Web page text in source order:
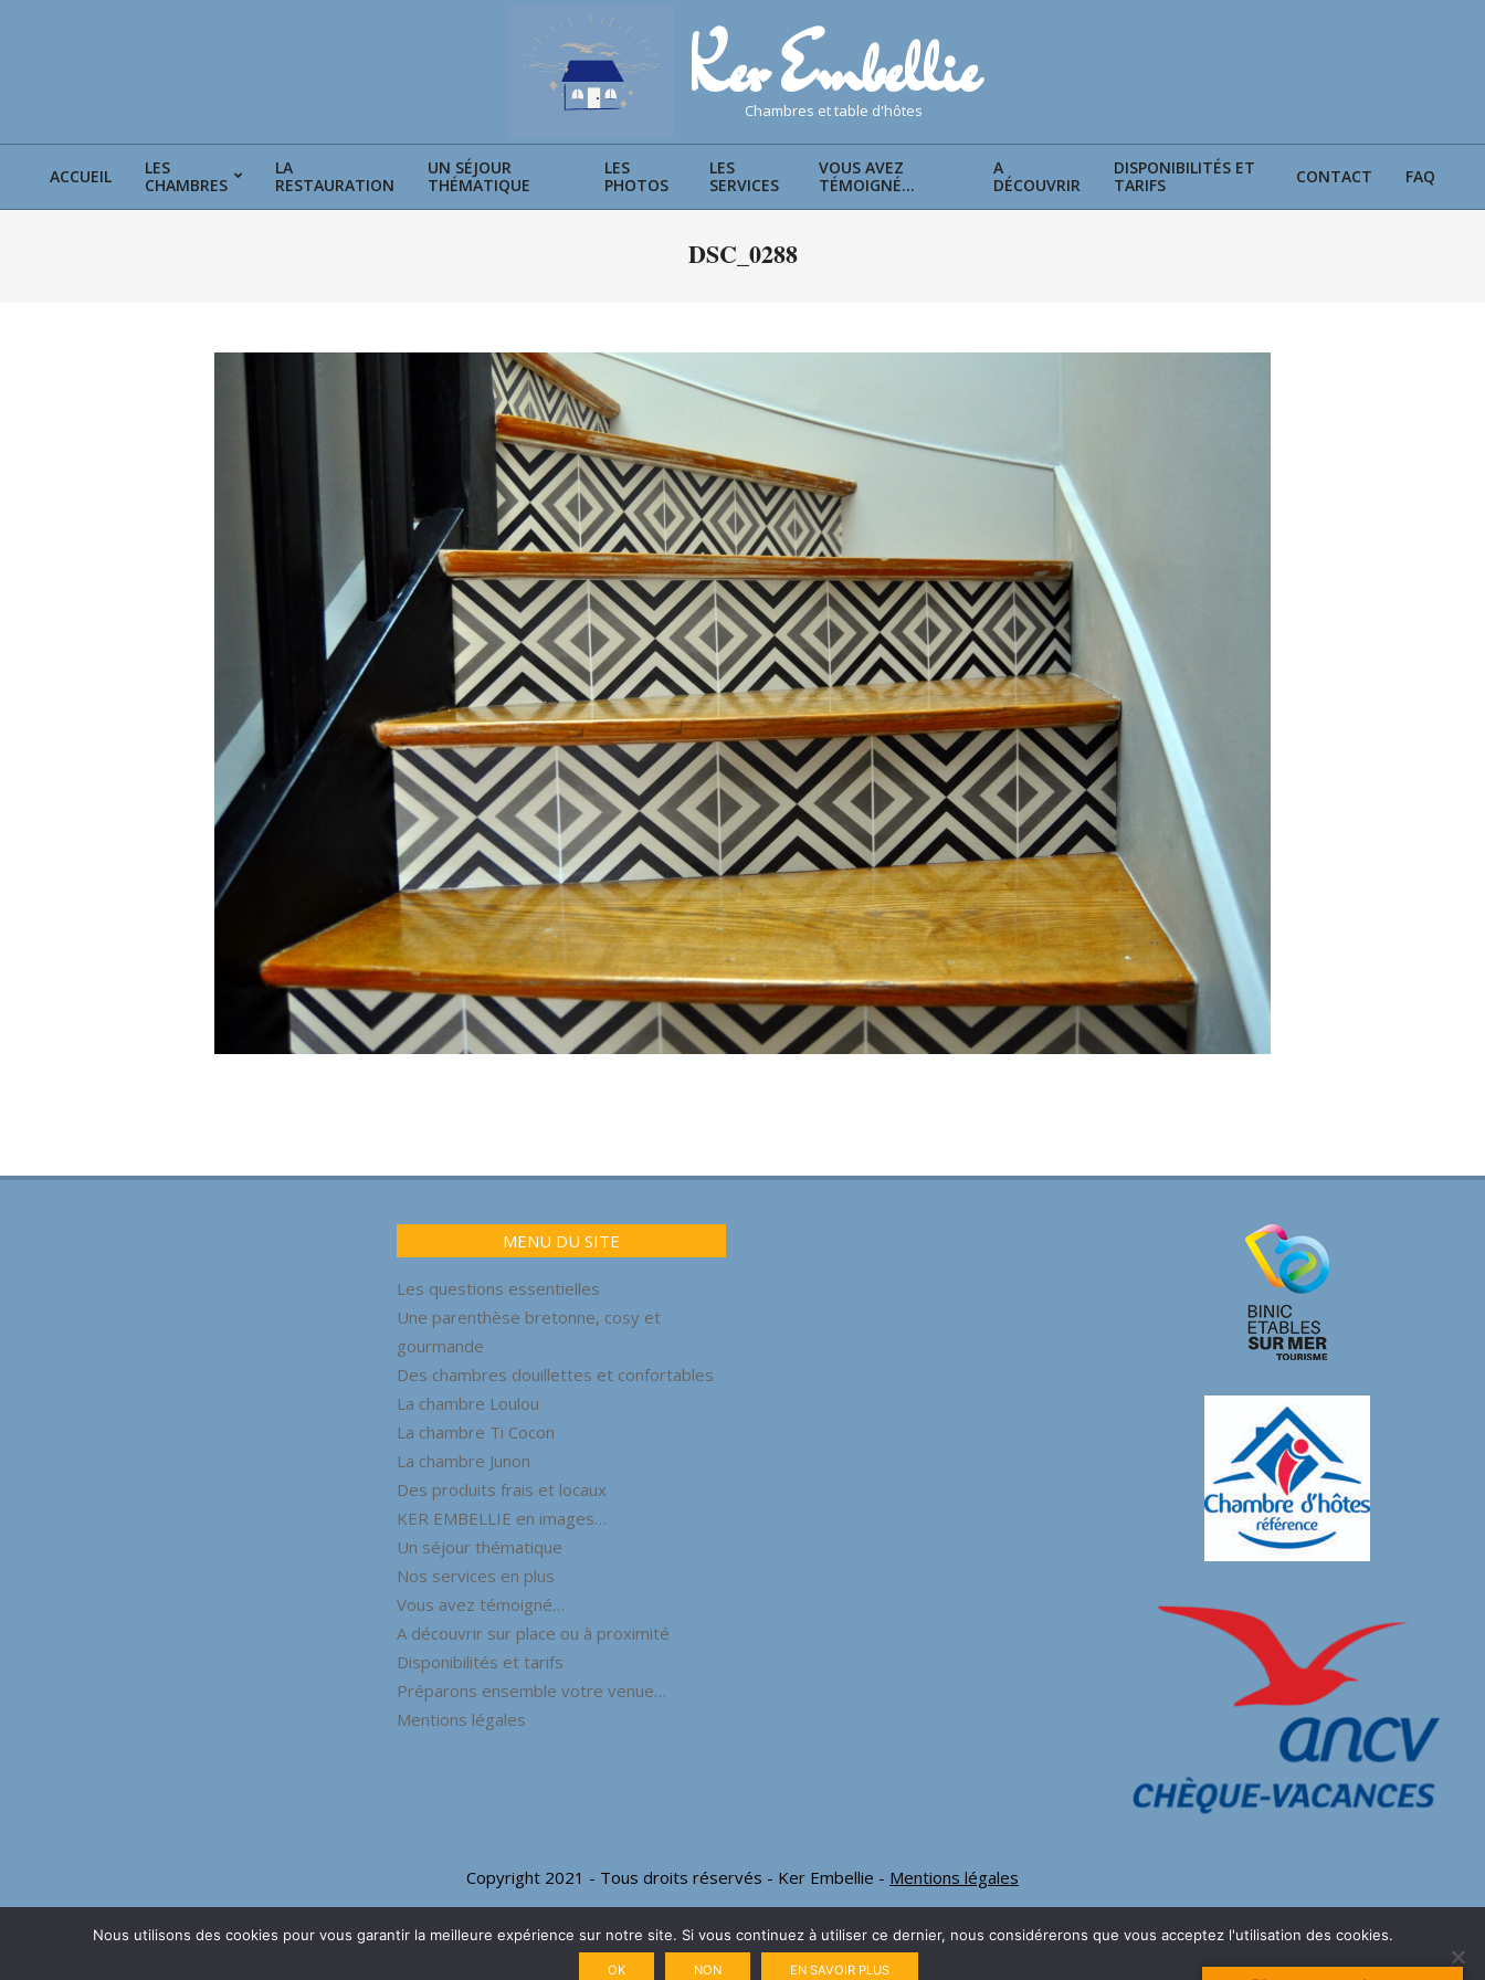
Ker Embellie
chambres et table d'hôtes
Primary
Menu
ACCUEIL
LES
CHAMBRES
LA
RESTAURATION
UN SÉJOUR
THÉMATIQUE
LES
PHOTOS
LES
SERVICES
VOUS AVEZ
TÉMOIGNÉ…
A
DÉCOUVRIR
DISPONIBILITÉS ET
TARIFS
CONTACT FAQ
DSC_0288
05-
MENU DU SITE
Les questions essentielles
Une parenthèse bretonne, cosy et
gourmande
Des chambres douillettes et confortables
La chambre Loulou
La chambre Ti Cocon
La chambre Junon
Des produits frais et locaux
KER EMBELLIE en images…
Un séjour thématique
Nos services en plus
Vous avez témoigné…
A découvrir sur place ou à proximité
Disponibilités et tarifs
Préparons ensemble votre venue…
Mentions légales
Copyright 2021 - Tous droits réservés - Ker Embellie - Mentions légales
Nous utilisons des cookies pour vous garantir la meilleure expérience sur notre site. Si vous continuez à utiliser ce dernier, nous considérerons que vous acceptez l'utilisation des cookies.
OK NON EN SAVOIR PLUS